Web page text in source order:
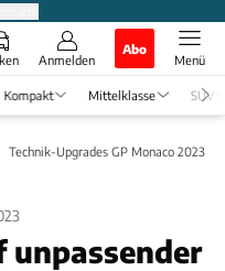
Anmelden
Abo
Menü
Kompakt Mittelklasse SUV
Technik-Upgrades GP Monaco 2023
unpassender